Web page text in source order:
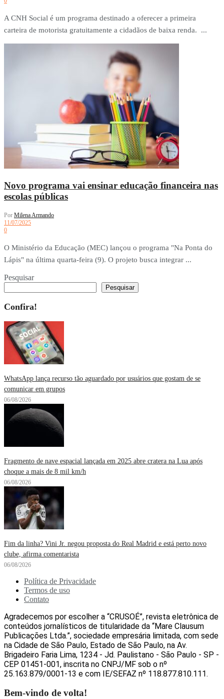
A CNH Social é um programa destinado a oferecer a primeira
carteira de motorista gratuitamente a cidadãos de baixa renda. ...
Novo programa vai ensinar educação financeira nas
escolas públicas
Por Milena Armando
11/07/2025
0
O Ministério da Educação (MEC) lançou o programa "Na Ponta do
Lápis" na última quarta-feira (9). O projeto busca integrar ...
Pesquisar
Pesquisar
Confira!
WhatsApp lança recurso tão aguardado por usuários que gostam de se
comunicar em grupos
06/08/2026
Fragmento de nave espacial lançada em 2025 abre cratera na Lua após
choque a mais de 8 mil km/h
06/08/2026
Fim da linha? Vini Jr. negou proposta do Real Madrid e está perto novo
clube, afirma comentarista
06/08/2026
Política de Privacidade
Termos de uso
Contato
Agradecemos por escolher a “CRUSOÉ”, revista eletrônica de
conteúdos jornalísticos de titularidade da “Mare Clausum
Publicações Ltda.”, sociedade empresária limitada, com sede
na Cidade de São Paulo, Estado de São Paulo, na Av.
Brigadeiro Faria Lima, 1234 - Jd. Paulistano - São Paulo - SP -
CEP 01451-001, inscrita no CNPJ/MF sob o nº
25.163.879/0001-13 e com IE/SEFAZ nº 118.877.810.111.
Bem-vindo de volta!